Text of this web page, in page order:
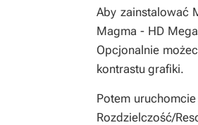
Aby zainstalować
Magma - HD
Opcjonalnie
kontrastu grafiki.
Potem
Rozdzielczość/